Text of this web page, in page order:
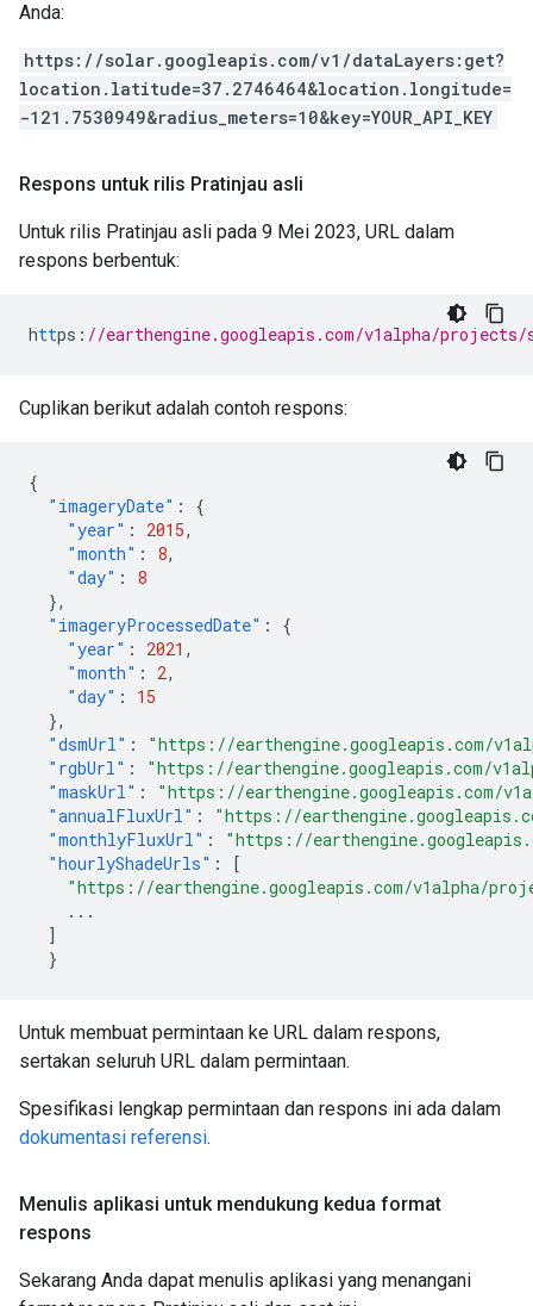
Anda:
https://solar.googleapis.com/v1/dataLayers:get?
location.latitude=37.2746464&location.longitude=
-121.7530949&radius_meters=10&key=YOUR_API_KEY
Respons untuk rilis Pratinjau asli
Untuk rilis Pratinjau asli pada 9 Mei 2023, URL dalam
respons berbentuk:
https : //earthengine.googleapis.com/v1alpha/
Cuplikan berikut adalah contoh respons:
{
"imageryDate" :
{
"year" : 2015,
"month" : 8,
"day" :
8
},
"imageryProcessedDate" :
{
"year" : 2021 ,
"month" : 2,
"day" :
15
},
"dsmUrl" :
"https://earthengine.googleapis.com/
"rgbUrl" :
"https://earthengine.googleapis.com/
"maskUrl" :
"https://earthengine.googleapis.com/
"annualFluxUrl" :
"https://
"monthlyFluxUrl" :
"https://
"hourlyShadeUrls" :
[
"https://earthengine.googleapis.com/v1alpha/
...
]
}
Untuk membuat permintaan ke URL dalam respons,
sertakan seluruh URL dalam permintaan.
Spesifikasi lengkap permintaan dan respons ini ada dalam
dokumentasi referensi.
Menulis aplikasi untuk mendukung kedua format
respons
Sekarang Anda dapat menulis aplikasi yang menangani